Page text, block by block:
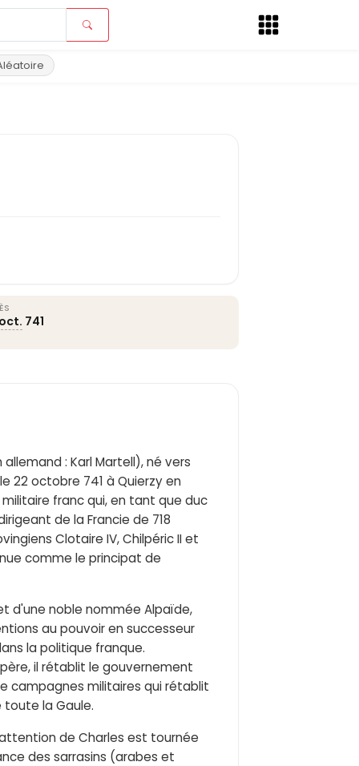
741
: Karl Martell), né vers
22 octobre 741 à Quierzy en
franc qui, en tant que duc
de la Francie de 718
Clotaire IV, Chilpéric II et
comme le principat de
d'une noble nommée Alpaïde,
au pouvoir en successeur
la politique franque.
il rétablit le gouvernement
campagnes militaires qui rétablit
la Gaule.
de Charles est tournée
des sarrasins (arabes et